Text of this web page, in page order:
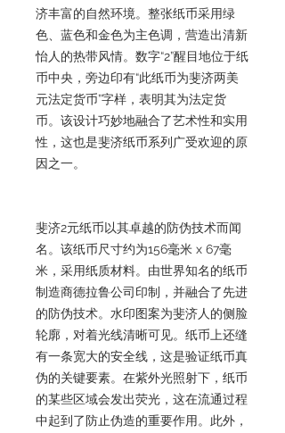
济丰富的自然环境。整张纸币采用绿
色、蓝色和金色为主色调，营造出清新
怡人的热带风情。数字“2”醒目地位于纸
币中央，旁边印有“此纸币为斐济两美
元法定货币”字样，表明其为法定货
币。该设计巧妙地融合了艺术性和实用
性，这也是斐济纸币系列广受欢迎的原
因之一。
斐济2元纸币以其卓越的防伪技术而闻
名。该纸币尺寸约为156毫米 x 67毫
米，采用纸质材料。由世界知名的纸币
制造商德拉鲁公司印制，并融合了先进
的防伪技术。水印图案为斐济人的侧脸
轮廓，对着光线清晰可见。纸币上还缝
有一条宽大的安全线，这是验证纸币真
伪的关键要素。在紫外光照射下，纸币
的某些区域会发出荧光，这在流通过程
中起到了防止伪造的重要作用。此外，